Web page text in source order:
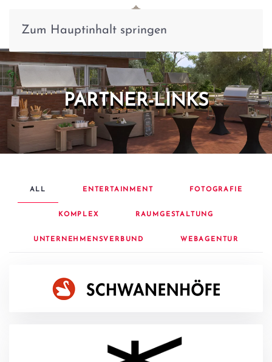
Zum Hauptinhalt springen
PARTNER-LINKS
ALL ENTERTAINMENT FOTOGRAFIE
KOMPLEX RAUMGESTALTUNG
UNTERNEHMENSVERBUND WEBAGENTUR